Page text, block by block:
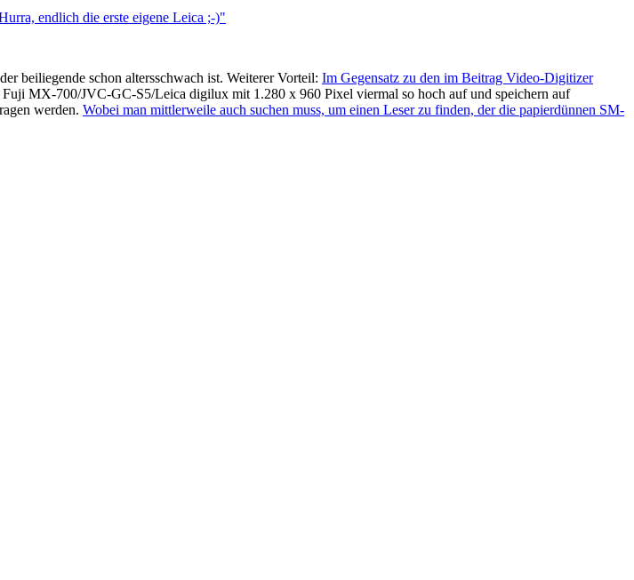
endlich die erste eigene Leica ;-)"
beiliegende schon altersschwach ist. Weiterer Vorteil: Im Gegensatz zu den im Beitrag Video-Digitizer
Fuji MX-700/JVC-GC-S5/Leica digilux mit 1.280 x 960 Pixel viermal so hoch auf und speichern auf
werden. Wobei man mittlerweile auch suchen muss, um einen Leser zu finden, der die papierdünnen SM-